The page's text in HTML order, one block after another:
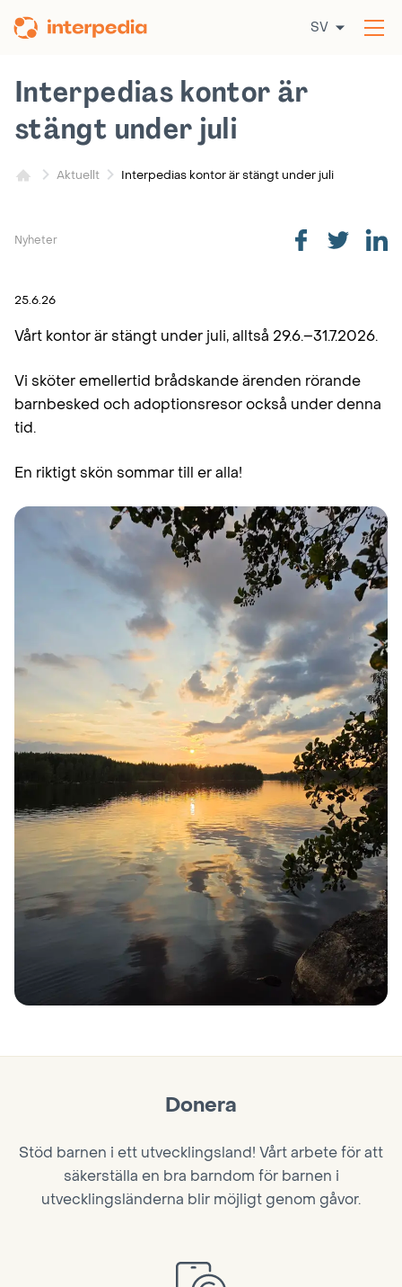
till
SV
Aktuellt Interpedias kontor är stängt under juli
Interpedias kontor är
stängt under juli
Nyheter
25.6.26
Vårt kontor är stängt under juli, alltså 29.6.–31.7.2026.
Vi sköter emellertid brådskande ärenden rörande
barnbesked och adoptionsresor också under denna
tid.
En riktigt skön sommar till er alla!
Donera
Stöd barnen i ett utvecklingsland! Vårt arbete för att
säkerställa en bra barndom för barnen i
utvecklingsländerna blir möjligt genom gåvor.